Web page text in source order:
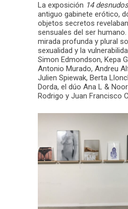
La exposición 14
antiguo gabinete erótico,
objetos secretos
sensuales del ser
mirada profunda y plural
sexualidad y la
Simon Edmondson, Kepa
Antonio Murado, Andreu
Julien Spiewak, Berta
Dorda, el dúo Ana L &
Rodrigo y Juan Francisco